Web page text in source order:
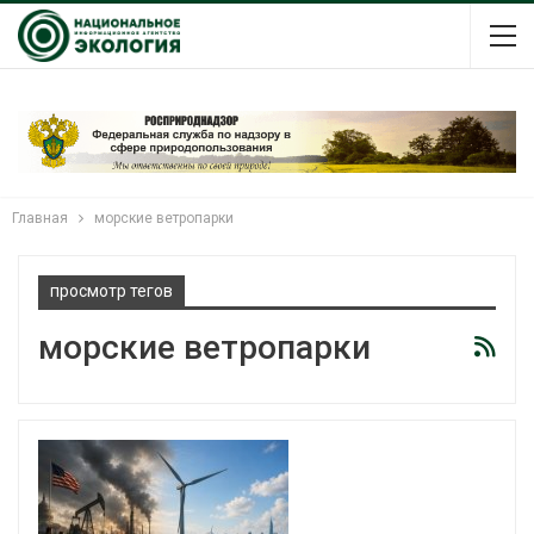
Главная морские ветропарки
просмотр тегов
морские ветропарки